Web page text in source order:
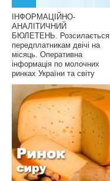
ІНФОРМАЦІЙНО-
АНАЛІТИЧНИЙ
БЮЛЕТЕНЬ. Розсилається
передплатникам двічі на
місяць. Оперативна
інформація по молочних
ринках України та світу